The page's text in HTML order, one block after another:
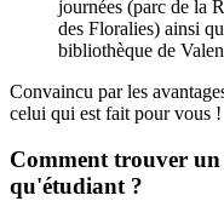
journées (parc de la
des Floralies) ainsi
bibliothèque de
Convaincu par les
celui qui est fait pour vous !
Comment trouver un
qu'étudiant ?